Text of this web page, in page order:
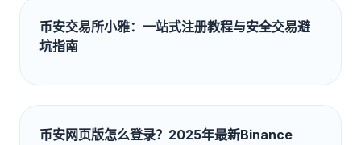
币安交易所小雅：一站式注册教程与安全交易避
坑指南
币安网页版怎么登录？2025年最新Binance